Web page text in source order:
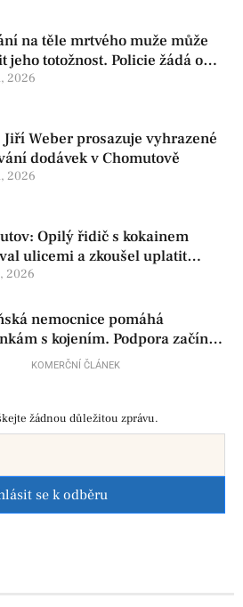
na těle mrtvého muže může
jeho totožnost. Policie žádá o
2026
Weber prosazuje vyhrazené
dodávek v Chomutově
2026
Opilý řidič s kokainem
ulicemi a zkoušel uplatit
2026
nemocnice pomáhá
s kojením. Podpora začíná
porodem
KOMERČNÍ ČLÁNEK
žádnou důležitou zprávu.
se k odběru